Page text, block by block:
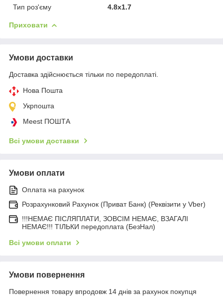
Тип роз'єму
4.8x1.7
Приховати
Умови доставки
Доставка здійснюється тільки по передоплаті.
Нова Пошта
Укрпошта
Meest ПОШТА
Всі умови доставки
Умови оплати
Оплата на рахунок
Розрахунковий Рахунок (Приват Банк) (Реквізити у Vber)
!!!НЕМАЄ ПІСЛЯПЛАТИ, ЗОВСІМ НЕМАЄ, ВЗАГАЛІ
НЕМАЄ!!! ТІЛЬКИ передоплата (БезНал)
Всі умови оплати
Умови повернення
Повернення товару впродовж 14 днів за рахунок покупця